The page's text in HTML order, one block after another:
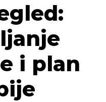
i plan